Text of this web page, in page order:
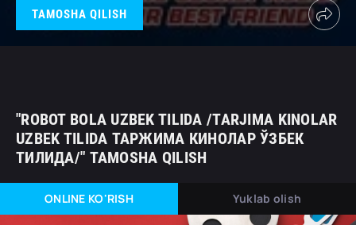
TAMOSHA QILISH
"ROBOT BOLA UZBEK TILIDA /TARJIMA KINOLAR
UZBEK TILIDA ТАРЖИМА КИНОЛАР ЎЗБЕК
ТИЛИДА/" TAMOSHA QILISH
ONLINE KO'RISH Yuklab olish